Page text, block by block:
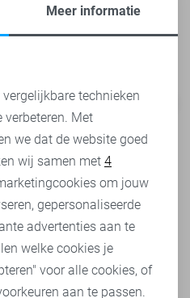
Only T-shirt
21,60 26,99
Meer informatie
technieken
verbeteren. Met
we dat de website goed
wij samen met 4
om jouw
gepersonaliseerde
advertenties aan te
welke cookies je
voor alle cookies, of
aan te passen.